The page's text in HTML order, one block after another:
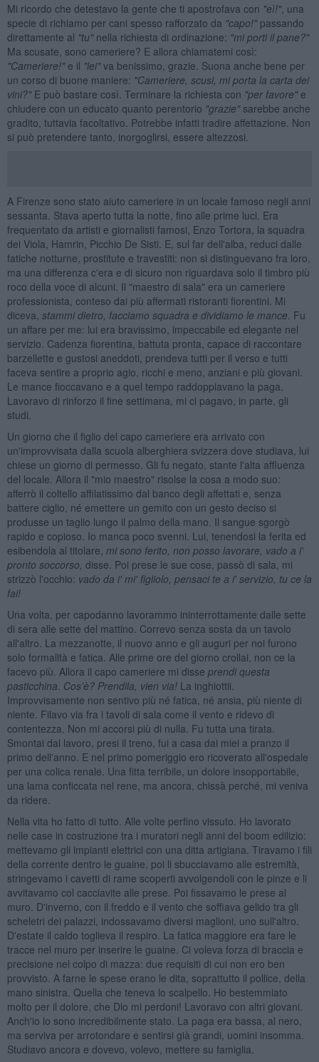
Mi ricordo che detestavo la gente che ti apostrofava con "eì!", una
specie di richiamo per cani spesso rafforzato da "capo!"passando
direttamente al "tu"nella richiesta di ordinazione: "mi porti il pane?"
Ma scusate, sono cameriere? E allora chiamatemi così:
"Cameriere!"e il "lei"va benissimo, grazie. Suona anche bene per
un corso di buone maniere: "Cameriere, scusi, mi porta la carta dei
vini?"E può bastare così. Terminare la richiesta con "per favore"e
chiudere con un educato quanto perentorio "grazie"sarebbe anche
gradito, tuttavia facoltativo. Potrebbe infatti tradire affettazione. Non
si può pretendere tanto, inorgoglirsi, essere altezzosi.
A Firenze sono stato aiuto cameriere in un locale famoso negli anni
sessanta. Stava aperto tutta la notte, fino alle prime luci. Era
frequentato da artisti e giornalisti famosi, Enzo Tortora, la squadra
dei Viola, Hamrin, Picchio De Sisti. E, sul far dell'alba, reduci dalle
fatiche notturne, prostitute e travestiti: non si distinguevano fra loro,
ma una differenza c'era e di sicuro non riguardava solo il timbro più
roco della voce di alcuni. Il "maestro di sala" era un cameriere
professionista, conteso dai più affermati ristoranti fiorentini. Mi
diceva, stammi dietro, facciamo squadra e dividiamo le mance . Fu
un affare per me: lui era bravissimo, impeccabile ed elegante nel
servizio. Cadenza fiorentina, battuta pronta, capace di raccontare
barzellette e gustosi aneddoti, prendeva tutti per il verso e tutti
faceva sentire a proprio agio, ricchi e meno, anziani e più giovani.
Le mance fioccavano e a quel tempo raddoppiavano la paga.
Lavoravo di rinforzo il fine settimana, mi ci pagavo, in parte, gli
studi.
Un giorno che il figlio del capo cameriere era arrivato con
un'improvvisata dalla scuola alberghiera svizzera dove studiava, lui
chiese un giorno di permesso. Gli fu negato, stante l'alta affluenza
del locale. Allora il "mio maestro" risolse la cosa a modo suo:
afferrò il coltello affilatissimo dal banco degli affettati e, senza
battere ciglio, né emettere un gemito con un gesto deciso si
produsse un taglio lungo il palmo della mano. Il sangue sgorgò
rapido e copioso. Io manca poco svenni. Lui, tenendosi la ferita ed
esibendola al titolare, mi sono ferito, non posso lavorare, vado a i'
pronto soccorso, disse. Poi prese le sue cose, passò di sala, mi
strizzò l'occhio: vado da i' mi' figliolo, pensaci te a i' servizio, tu ce la
fai!
Una volta, per capodanno lavorammo ininterrottamente dalle sette
di sera alle sette del mattino. Correvo senza sosta da un tavolo
all'altro. La mezzanotte, il nuovo anno e gli auguri per noi furono
solo formalità e fatica. Alle prime ore del giorno crollai, non ce la
facevo più. Allora il capo cameriere mi disse prendi questa
pasticchina Cos'è? Prendila, vien via! La inghiottii.
Improvvisamente non sentivo più né fatica, né ansia, più niente di
niente. Filavo via fra i tavoli di sala come il vento e ridevo di
contentezza. Non mi accorsi più di nulla. Fu tutta una tirata.
Smontai dal lavoro, presi il treno, fui a casa dai miei a pranzo il
primo dell'anno. E nel primo pomeriggio ero ricoverato all'ospedale
per una colica renale. Una fitta terribile, un dolore insopportabile,
una lama conficcata nel rene, ma ancora, chissà perché, mi veniva
da ridere.
Nella vita ho fatto di tutto. Alle volte perfino vissuto. Ho lavorato
nelle case in costruzione tra i muratori negli anni del boom edilizio:
mettevamo gli impianti elettrici con una ditta artigiana. Tiravamo i fili
della corrente dentro le guaine, poi li sbucciavamo alle estremità,
stringevamo i cavetti di rame scoperti avvolgendoli con le pinze e li
avvitavamo col cacciavite alle prese. Poi fissavamo le prese al
muro. D'inverno, con il freddo e il vento che soffiava gelido tra gli
scheletri dei palazzi, indossavamo diversi maglioni, uno sull'altro.
D'estate il caldo toglieva il respiro. La fatica maggiore era fare le
tracce nel muro per inserire le guaine. Ci voleva forza di braccia e
precisione nel colpo di mazza: due requisiti di cui non ero ben
provvisto. A farne le spese erano le dita, soprattutto il pollice, della
mano sinistra. Quella che teneva lo scalpello. Ho bestemmiato
molto per il dolore, che Dio mi perdoni! Lavoravo con altri giovani.
Anch'io lo sono incredibilmente stato. La paga era bassa, al nero,
ma serviva per arrotondare e sentirsi già grandi, uomini insomma.
Studiavo ancora e dovevo, volevo, mettere su famiglia.